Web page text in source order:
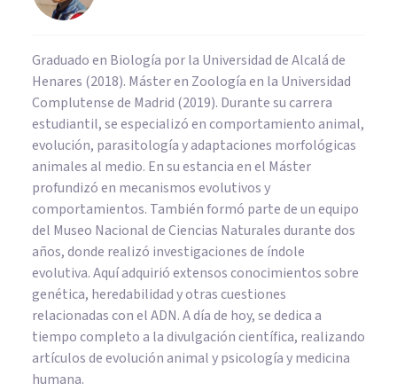
Graduado en Biología por la Universidad de Alcalá de
Henares (2018). Máster en Zoología en la Universidad
Complutense de Madrid (2019). Durante su carrera
estudiantil, se especializó en comportamiento animal,
evolución, parasitología y adaptaciones morfológicas
animales al medio. En su estancia en el Máster
profundizó en mecanismos evolutivos y
comportamientos. También formó parte de un equipo
del Museo Nacional de Ciencias Naturales durante dos
años, donde realizó investigaciones de índole
evolutiva. Aquí adquirió extensos conocimientos sobre
genética, heredabilidad y otras cuestiones
relacionadas con el ADN. A día de hoy, se dedica a
tiempo completo a la divulgación científica, realizando
artículos de evolución animal y psicología y medicina
humana.